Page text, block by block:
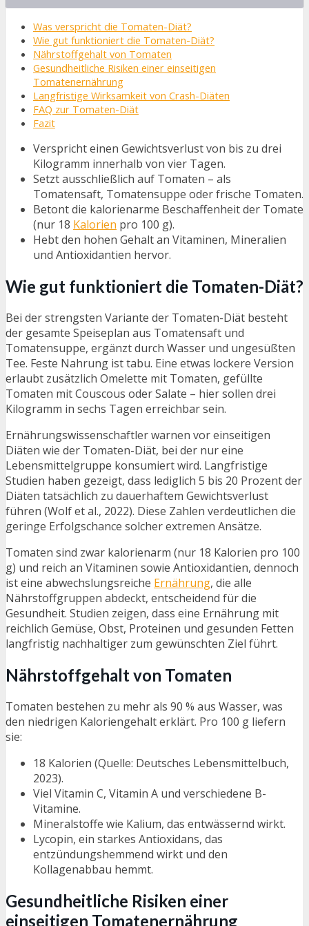
Was verspricht die Tomaten-Diät?
Wie gut funktioniert die Tomaten-Diät?
Nährstoffgehalt von Tomaten
Gesundheitliche Risiken einer einseitigen
Tomatenernährung
Langfristige Wirksamkeit von Crash-Diäten
FAQ zur Tomaten-Diät
Fazit
Verspricht einen Gewichtsverlust von bis zu drei
Kilogramm innerhalb von vier Tagen.
Setzt ausschließlich auf Tomaten – als
Tomatensaft, Tomatensuppe oder frische Tomaten.
Betont die kalorienarme Beschaffenheit der Tomate
(nur 18 Kalorien pro 100 g).
Hebt den hohen Gehalt an Vitaminen, Mineralien
und Antioxidantien hervor.
Wie gut funktioniert die Tomaten-Diät?
Bei der strengsten Variante der Tomaten-Diät besteht
der gesamte Speiseplan aus Tomatensaft und
Tomatensuppe, ergänzt durch Wasser und ungesüßten
Tee. Feste Nahrung ist tabu. Eine etwas lockere Version
erlaubt zusätzlich Omelette mit Tomaten, gefüllte
Tomaten mit Couscous oder Salate – hier sollen drei
Kilogramm in sechs Tagen erreichbar sein.
Ernährungswissenschaftler warnen vor einseitigen
Diäten wie der Tomaten-Diät, bei der nur eine
Lebensmittelgruppe konsumiert wird. Langfristige
Studien haben gezeigt, dass lediglich 5 bis 20 Prozent der
Diäten tatsächlich zu dauerhaftem Gewichtsverlust
führen (Wolf et al., 2022). Diese Zahlen verdeutlichen die
geringe Erfolgschance solcher extremen Ansätze.
Tomaten sind zwar kalorienarm (nur 18 Kalorien pro 100
g) und reich an Vitaminen sowie Antioxidantien, dennoch
ist eine abwechslungsreiche Ernährung, die alle
Nährstoffgruppen abdeckt, entscheidend für die
Gesundheit. Studien zeigen, dass eine Ernährung mit
reichlich Gemüse, Obst, Proteinen und gesunden Fetten
langfristig nachhaltiger zum gewünschten Ziel führt.
Nährstoffgehalt von Tomaten
Tomaten bestehen zu mehr als 90 % aus Wasser, was
den niedrigen Kaloriengehalt erklärt. Pro 100 g liefern
sie:
18 Kalorien (Quelle: Deutsches Lebensmittelbuch,
2023).
Viel Vitamin C, Vitamin A und verschiedene B-
Vitamine.
Mineralstoffe wie Kalium, das entwässernd wirkt.
Lycopin, ein starkes Antioxidans, das
entzündungshemmend wirkt und den
Kollagenabbau hemmt.
Gesundheitliche Risiken einer
einseitigen Tomatenernährung